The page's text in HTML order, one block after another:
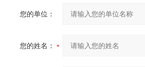
您的单位：
您的姓名：